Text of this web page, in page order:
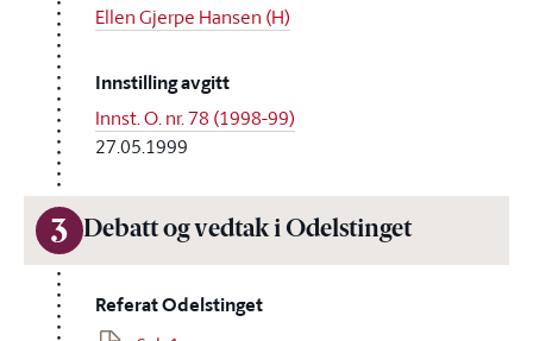
Ellen Gjerpe Hansen (H)
Innstilling avgitt
Innst. O. nr. 78 (1998-99)
27.05.1999
3 Debatt og vedtak i Odelstinget
Referat Odelstinget